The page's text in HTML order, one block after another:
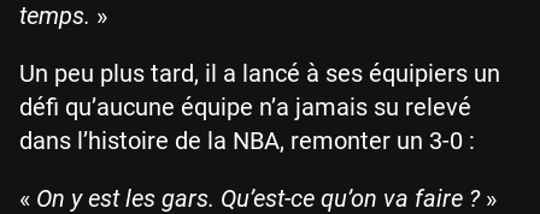
temps. »
Un peu plus tard, il a lancé à ses équipiers un
défi qu’aucune équipe n’a jamais su relevé
dans l’histoire de la NBA, remonter un 3-0 :
« On y est les gars. Qu’est-ce qu’on va faire ?»